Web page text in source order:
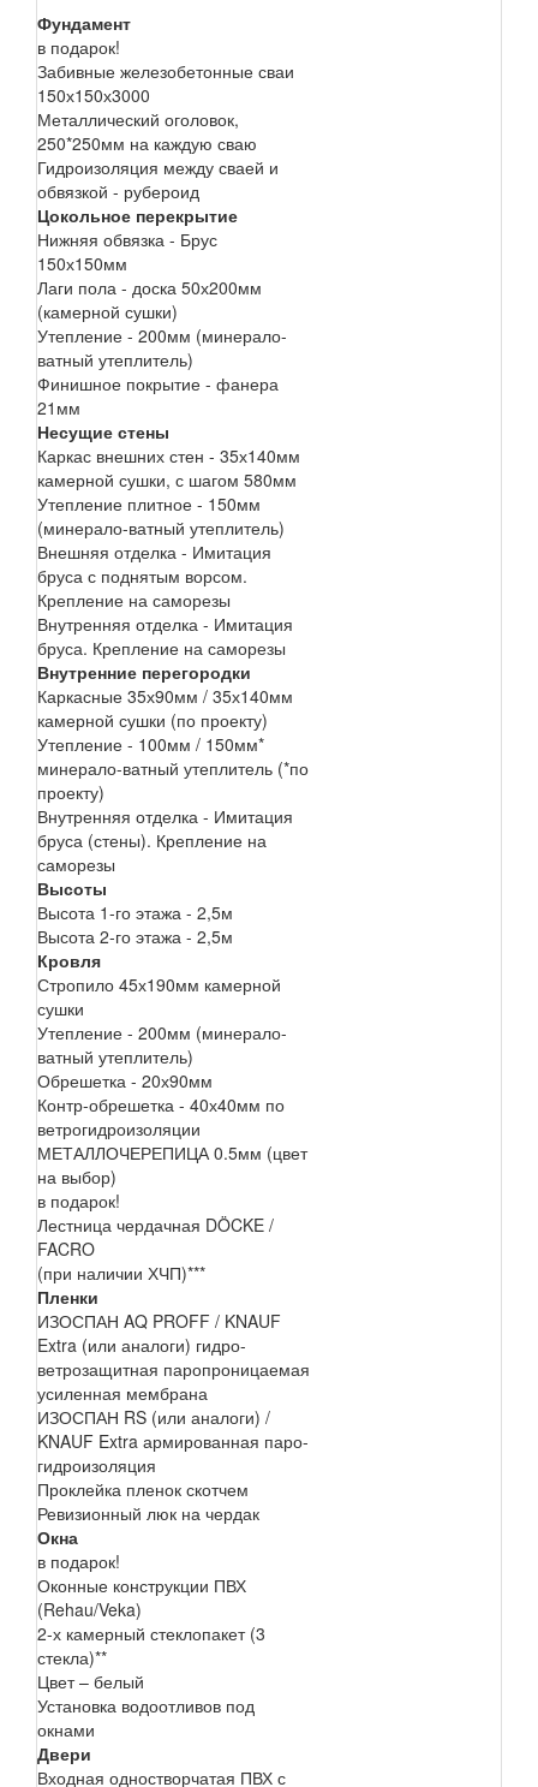
Фундамент
в подарок!
Забивные железобетонные сваи
150х150х3000
Металлический оголовок,
250*250мм на каждую сваю
Гидроизоляция между сваей и
обвязкой - рубероид
Цокольное перекрытие
Нижняя обвязка - Брус
150х150мм
Лаги пола - доска 50х200мм
(камерной сушки)
Утепление - 200мм (минерало-
ватный утеплитель)
Финишное покрытие - фанера
21мм
Несущие стены
Каркас внешних стен - 35х140мм
камерной сушки, с шагом 580мм
Утепление плитное - 150мм
(минерало-ватный утеплитель)
Внешняя отделка - Имитация
бруса с поднятым ворсом.
Крепление на саморезы
Внутренняя отделка - Имитация
бруса. Крепление на саморезы
Внутренние перегородки
Каркасные 35х90мм / 35х140мм
камерной сушки (по проекту)
Утепление - 100мм / 150мм*
минерало-ватный утеплитель (*по
проекту)
Внутренняя отделка - Имитация
бруса (стены). Крепление на
саморезы
Высоты
Высота 1-го этажа - 2,5м
Высота 2-го этажа - 2,5м
Кровля
Стропило 45х190мм камерной
сушки
Утепление - 200мм (минерало-
ватный утеплитель)
Обрешетка - 20х90мм
Контр-обрешетка - 40х40мм по
ветрогидроизоляции
МЕТАЛЛОЧЕРЕПИЦА 0.5мм (цвет
на выбор)
в подарок!
Лестница чердачная DÖCKE /
FACRO
(при наличии ХЧП)***
Пленки
ИЗОСПАН AQ PROFF / KNAUF
Extra (или аналоги) гидро-
ветрозащитная паропроницаемая
усиленная мембрана
ИЗОСПАН RS (или аналоги) /
KNAUF Extra армированная паро-
гидроизоляция
Проклейка пленок скотчем
Ревизионный люк на чердак
Окна
в подарок!
Оконные конструкции ПВХ
(Rehau/Veka)
2-х камерный стеклопакет (3
стекла)**
Цвет – белый
Установка водоотливов под
окнами
Двери
Входная одностворчатая ПВХ с